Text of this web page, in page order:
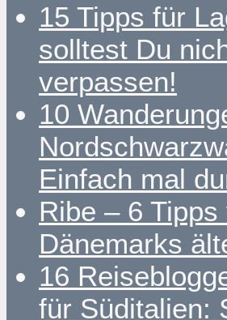
15 Tipps für
solltest Du
verpassen!
10
Einfach mal
Ribe – 6 Tipps
Dänemarks
16
für Süditalien: